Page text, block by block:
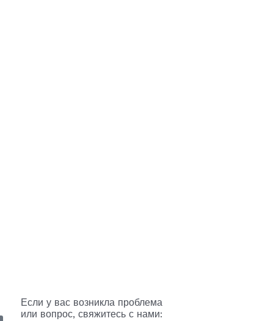
Если у вас возникла проблема
или вопрос, свяжитесь с нами: